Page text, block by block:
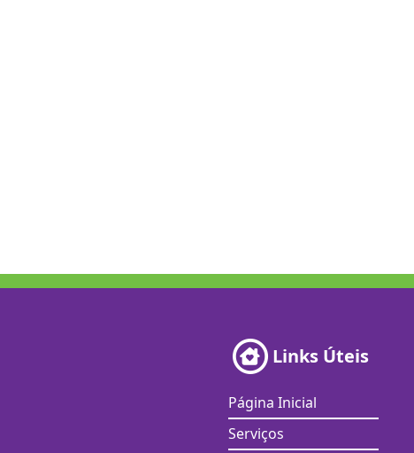
Links Úteis
Página Inicial
Serviços